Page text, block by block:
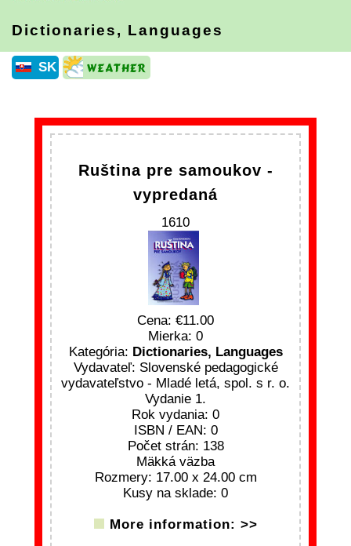
Dictionaries, Languages
SK
Ruština pre samoukov -
vypredaná
1610
Cena:
11.00
Mierka: 0
Kategória: Dictionaries, Languages
Vydavateľ: Slovenské pedagogické
vydavateľstvo - Mladé letá, spol. s r. o.
Vydanie 1.
Rok vydania: 0
ISBN / EAN: 0
Počet strán: 138
Mäkká väzba
Rozmery: 17.00 x 24.00 cm
Kusy na sklade: 0
More information: >>